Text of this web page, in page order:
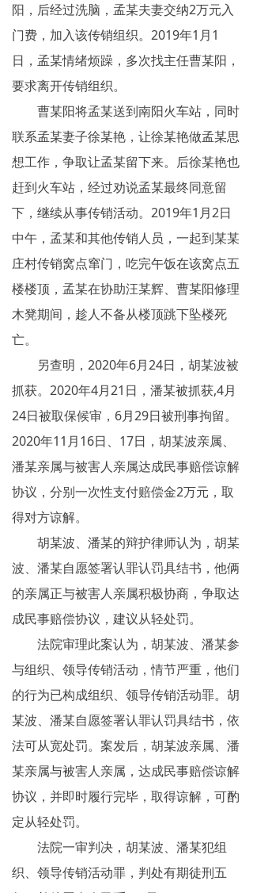
阳，后经过洗脑，孟某夫妻交纳2万元入
门费，加入该传销组织。2019年1月1
日，孟某情绪烦躁，多次找主任曹某阳，
要求离开传销组织。
曹某阳将孟某送到南阳火车站，同时
联系孟某妻子徐某艳，让徐某艳做孟某思
想工作，争取让孟某留下来。后徐某艳也
赶到火车站，经过劝说孟某最终同意留
下，继续从事传销活动。2019年1月2日
中午，孟某和其他传销人员，一起到某某
庄村传销窝点窜门，吃完午饭在该窝点五
楼楼顶，孟某在协助汪某辉、曹某阳修理
木凳期间，趁人不备从楼顶跳下坠楼死
亡。
另查明，2020年6月24日，胡某波被
抓获。2020年4月21日，潘某被抓获,4月
24日被取保候审，6月29日被刑事拘留。
2020年11月16日、17日，胡某波亲属、
潘某亲属与被害人亲属达成民事赔偿谅解
协议，分别一次性支付赔偿金2万元，取
得对方谅解。
胡某波、潘某的辩护律师认为，胡某
波、潘某自愿签署认罪认罚具结书，他俩
的亲属正与被害人亲属积极协商，争取达
成民事赔偿协议，建议从轻处罚。
法院审理此案认为，胡某波、潘某参
与组织、领导传销活动，情节严重，他们
的行为已构成组织、领导传销活动罪。胡
某波、潘某自愿签署认罪认罚具结书，依
法可从宽处罚。案发后，胡某波亲属、潘
某亲属与被害人亲属，达成民事赔偿谅解
协议，并即时履行完毕，取得谅解，可酌
定从轻处罚。
法院一审判决，胡某波、潘某犯组
织、领导传销活动罪，判处有期徒刑五